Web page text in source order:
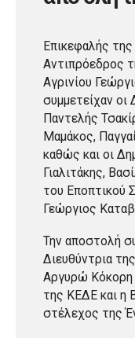
Επικεφαλής
Αντιπρόεδρος
Αγρινίου
συμμετείχαν οι
Παντελής
Μαμάκος,
καθώς και οι
Γιαλιτάκης,
του Εποπτικού
Γεώργιος
Την αποστολή
Διευθύντρια
Αργυρώ Κόκορη
της ΚΕΔΕ και η
στέλεχος της